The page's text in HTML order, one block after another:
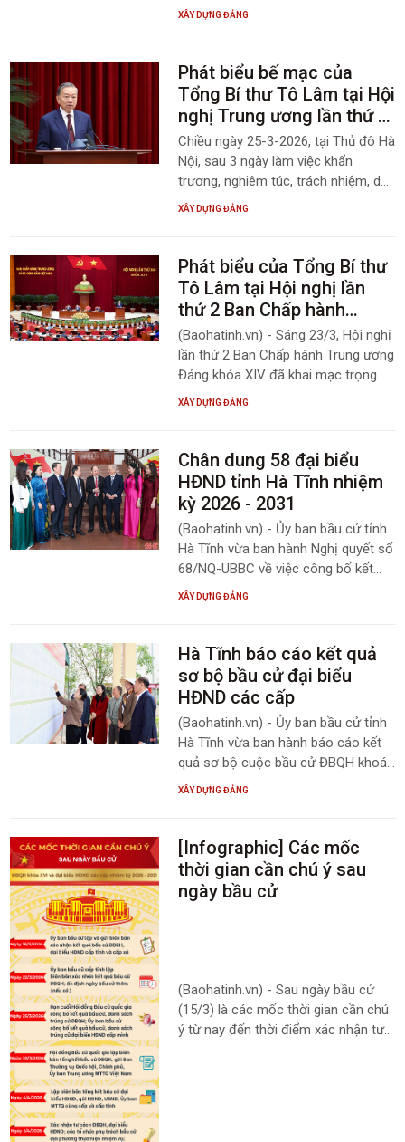
đơn vị, địa phương và đội ngũ báo
tuyên truyền về kết quả bầu cử đại
biểu Quốc hội khóa XVI và đại biểu
HĐND các cấp nhiệm kỳ 2026 –
2031, các hoạt động kỷ niệm 120
năm Ngày sinh Tổng Bí thư Hà Huy
Tập và tích cực hưởng ứng, tham gia
Cuộc thi chính luận bảo vệ nền tảng
tư tưởng cùa Đảng đến cán bộ,
XÂY DỰNG ĐẢNG
Phát biểu bế mạc của
Tổng Bí thư Tô Lâm tại Hội
nghị Trung ương lần thứ 2
khóa XIV
Chiều ngày 25-3-2026, tại Thủ đô Hà
Nội, sau 3 ngày làm việc khẩn
trương, nghiêm túc, trách nhiệm, dân
chủ, thẳng thắn, sâu sắc, Hội nghị
bộ nội dung, chương trình đề ra và
bế mạc. Tổng Bí thư Tô Lâm chủ trì
và phát biểu bế mạc hội nghị. Ban
Biên tập Thông tin điện tử Đảng bộ
Ủy ban nhân dân tỉnh trân trọng giới
thiệu phát biểu Bế mạc của Tổng Bí
thư Tô Lâm.
XÂY DỰNG ĐẢNG
Phát biểu của Tổng Bí thư
Tô Lâm tại Hội nghị lần
thứ 2 Ban Chấp hành
Trung ương Đảng khóa
XIV
(Baohatinh.vn) - Sáng 23/3, Hội nghị
lần thứ 2 Ban Chấp hành Trung ương
Đảng khóa XIV đã khai mạc trọng
thể tại Thủ đô Hà Nội. Tổng Bí thư
hình Hà Tĩnh trân trọng giới thiệu
toàn văn phát biểu của Tổng Bí thư
Tô Lâm.
XÂY DỰNG ĐẢNG
Chân dung 58 đại biểu
HĐND tỉnh Hà Tĩnh nhiệm
kỳ 2026 - 2031
(Baohatinh.vn) - Ủy ban bầu cử tỉnh
Hà Tĩnh vừa ban hành Nghị quyết số
68/NQ-UBBC về việc công bố kết
quả bầu cử và danh sách những
thanh truyền hình Hà Tĩnh trân trọng
giới thiệu danh sách 58 người trúng
cử (xếp theo thứ tự A, B, C...).
XÂY DỰNG ĐẢNG
Hà Tĩnh báo cáo kết quả
sơ bộ bầu cử đại biểu
HĐND các cấp
(Baohatinh.vn) - Ủy ban bầu cử tỉnh
Hà Tĩnh vừa ban hành báo cáo kết
quả sơ bộ cuộc bầu cử ĐBQH khoá
XVI và đại biểu HĐND các cấp nhiệm
XÂY DỰNG ĐẢNG
[Infographic] Các mốc
thời gian cần chú ý sau
ngày bầu cử
(Baohatinh.vn) - Sau ngày bầu cử
(15/3) là các mốc thời gian cần chú
ý từ nay đến thời điểm xác nhận tư